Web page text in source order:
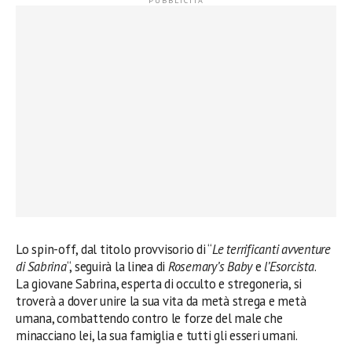
Lo spin-off, dal titolo provvisorio di “Le terrificanti avventure
di Sabrina“, seguirà la linea di Rosemary’s Babyel’Esorcista.
La giovane Sabrina, esperta di occulto e stregoneria, si
troverà a dover unire la sua vita da metà strega e metà
umana, combattendo contro le forze del male che
minacciano lei, la sua famiglia e tutti gli esseri umani.